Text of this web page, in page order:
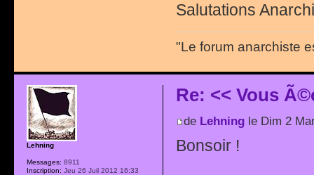
Salutations
"Le forum anarchiste
Re: << Vous
de Lehningle Dim 2
Bonsoir !
Lehning
Messages: 8911
Inscription: Jeu 26 Juil 2012 16:33